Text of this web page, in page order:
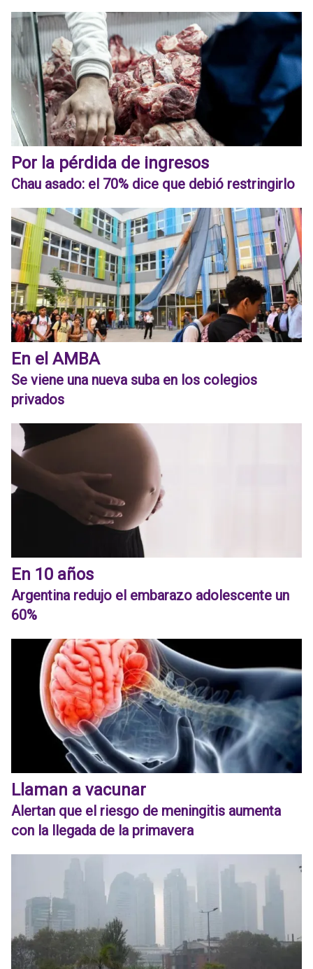
Por la pérdida de ingresos
Chau asado: el 70% dice que debió restringirlo
En el AMBA
Se viene una nueva suba en los colegios
privados
En 10 años
Argentina redujo el embarazo adolescente un
60%
Llaman a vacunar
Alertan que el riesgo de meningitis aumenta
con la llegada de la primavera